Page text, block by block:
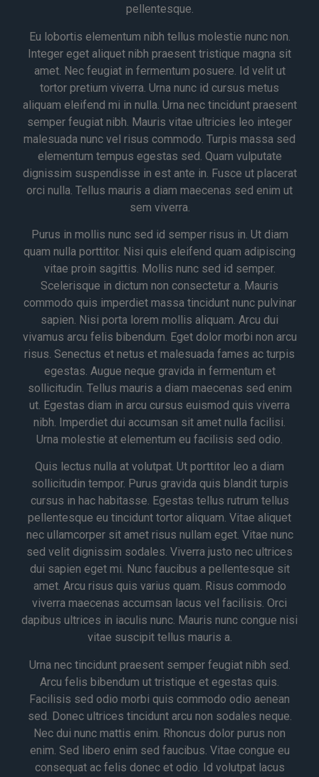
pellentesque.
Eu lobortis elementum nibh tellus molestie nunc non.
Integer eget aliquet nibh praesent tristique magna sit
amet. Nec feugiat in fermentum posuere. Id velit ut
tortor pretium viverra. Urna nunc id cursus metus
aliquam eleifend mi in nulla. Urna nec tincidunt praesent
semper feugiat nibh. Mauris vitae ultricies leo integer
malesuada nunc vel risus commodo. Turpis massa sed
elementum tempus egestas sed. Quam vulputate
dignissim suspendisse in est ante in. Fusce ut placerat
orci nulla. Tellus mauris a diam maecenas sed enim ut
sem viverra.
Purus in mollis nunc sed id semper risus in. Ut diam
quam nulla porttitor. Nisi quis eleifend quam adipiscing
vitae proin sagittis. Mollis nunc sed id semper.
Scelerisque in dictum non consectetur a. Mauris
commodo quis imperdiet massa tincidunt nunc pulvinar
sapien. Nisi porta lorem mollis aliquam. Arcu dui
vivamus arcu felis bibendum. Eget dolor morbi non arcu
risus. Senectus et netus et malesuada fames ac turpis
egestas. Augue neque gravida in fermentum et
sollicitudin. Tellus mauris a diam maecenas sed enim
ut. Egestas diam in arcu cursus euismod quis viverra
nibh. Imperdiet dui accumsan sit amet nulla facilisi.
Urna molestie at elementum eu facilisis sed odio.
Quis lectus nulla at volutpat. Ut porttitor leo a diam
sollicitudin tempor. Purus gravida quis blandit turpis
cursus in hac habitasse. Egestas tellus rutrum tellus
pellentesque eu tincidunt tortor aliquam. Vitae aliquet
nec ullamcorper sit amet risus nullam eget. Vitae nunc
sed velit dignissim sodales. Viverra justo nec ultrices
dui sapien eget mi. Nunc faucibus a pellentesque sit
amet. Arcu risus quis varius quam. Risus commodo
viverra maecenas accumsan lacus vel facilisis. Orci
dapibus ultrices in iaculis nunc. Mauris nunc congue nisi
vitae suscipit tellus mauris a.
Urna nec tincidunt praesent semper feugiat nibh sed.
Arcu felis bibendum ut tristique et egestas quis.
Facilisis sed odio morbi quis commodo odio aenean
sed. Donec ultrices tincidunt arcu non sodales neque.
Nec dui nunc mattis enim. Rhoncus dolor purus non
enim. Sed libero enim sed faucibus. Vitae congue eu
consequat ac felis donec et odio. Id volutpat lacus